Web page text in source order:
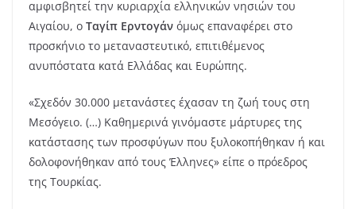
αμφισβητεί την κυριαρχία ελληνικών νησιών του
Αιγαίου, ο Ταγίπ Ερντογάν όμως επαναφέρει στο
προσκήνιο το μεταναστευτικό, επιτιθέμενος
ανυπόστατα κατά Ελλάδας και Ευρώπης.
«Σχεδόν 30.000 μετανάστες έχασαν τη ζωή τους στη
Μεσόγειο. (…) Καθημερινά γινόμαστε μάρτυρες της
κατάστασης των προσφύγων που ξυλοκοπήθηκαν ή και
δολοφονήθηκαν από τους Έλληνες» είπε ο πρόεδρος
της Τουρκίας.